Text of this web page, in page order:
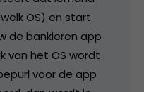
OS) en start
de bankieren app
van het OS wordt
voor de app